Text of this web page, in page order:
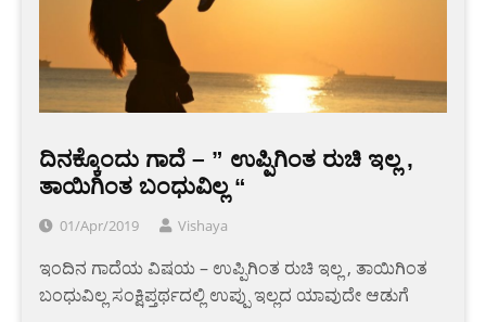
ದಿನಕ್ಕೊಂದು ಗಾದೆ – ” ಉಪ್ಪಿಗಿಂತ ರುಚಿ ಇಲ್ಲ ,
ತಾಯಿಗಿಂತ ಬಂಧುವಿಲ್ಲ “
01/Apr/2019 Vishaya
ಇಂದಿನ ಗಾದೆಯ ವಿಷಯ – ಉಪ್ಪಿಗಿಂತ ರುಚಿ ಇಲ್ಲ , ತಾಯಿಗಿಂತ
ಬಂಧುವಿಲ್ಲ ಸಂಕ್ಷಿಪ್ತರ್ಥದಲ್ಲಿ ಉಪ್ಪು ಇಲ್ಲದ ಯಾವುದೇ ಆಡುಗೆ